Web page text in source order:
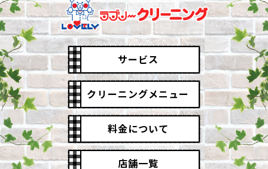
サービス
クリーニングメニュー
料金について
店舗一覧